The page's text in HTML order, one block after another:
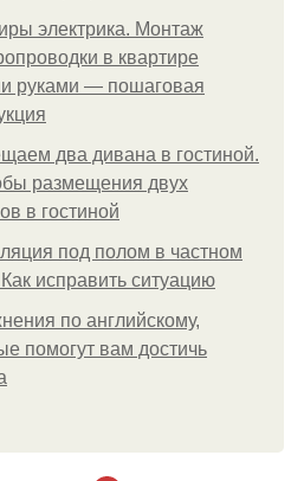
электрика. Монтаж
в квартире
руками — пошаговая
два дивана в гостиной.
размещения двух
в гостиной
под полом в частном
исправить ситуацию
по английскому,
помогут вам достичь